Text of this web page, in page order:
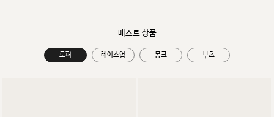
베스트 상품
로퍼 레이스업 몽크 부츠